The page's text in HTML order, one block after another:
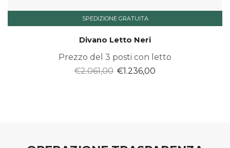
SPEDIZIONE GRATUITA
Divano Letto Neri
Prezzo del 3 posti con letto
€2.061,00 Il
€1.236,00